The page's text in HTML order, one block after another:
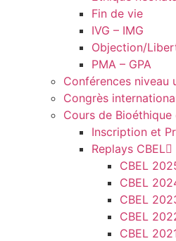
Fin de vie
IVG – IMG
Objection/
PMA – GPA
Conférences niveau
Congrès
Cours de Bioéthique
Inscription et
Replays CBEL
CBEL
CBEL
CBEL
CBEL
CBEL